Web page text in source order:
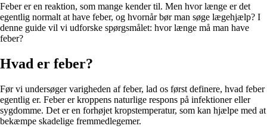
Feber er en reaktion, som mange kender til. Men hvor længe er det
egentlig normalt at have feber, og hvornår bør man søge lægehjælp? I
denne guide vil vi udforske spørgsmålet: hvor længe må man have
feber?
Hvad er feber?
Før vi undersøger varigheden af feber, lad os først definere, hvad feber
egentlig er. Feber er kroppens naturlige respons på infektioner eller
sygdomme. Det er en forhøjet kropstemperatur, som kan hjælpe med at
bekæmpe skadelige fremmedlegemer.